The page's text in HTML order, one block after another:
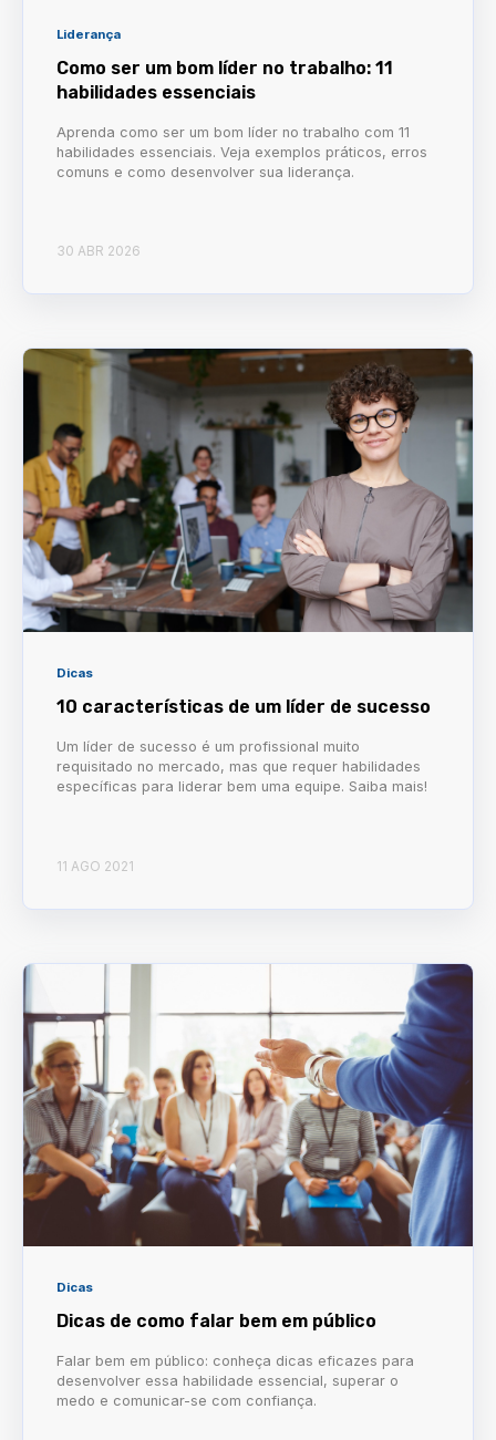
Liderança
Como ser um bom líder no trabalho: 11
habilidades essenciais
Aprenda como ser um bom líder no trabalho com 11
habilidades essenciais. Veja exemplos práticos, erros
comuns e como desenvolver sua liderança.
30 ABR 2026
Dicas
10 características de um líder de sucesso
Um líder de sucesso é um profissional muito
requisitado no mercado, mas que requer habilidades
específicas para liderar bem uma equipe. Saiba mais!
11 AGO 2021
Dicas
Dicas de como falar bem em público
Falar bem em público: conheça dicas eficazes para
desenvolver essa habilidade essencial, superar o
medo e comunicar-se com confiança.